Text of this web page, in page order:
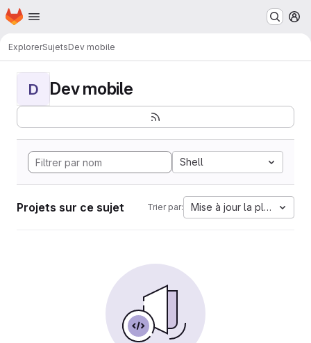
Passer au contenu principal
Page d'accueil
ExplorerSujetsDev mobile
D Dev mobile
Shell
Projets sur ce sujet Trier par: Mise à jour la plus